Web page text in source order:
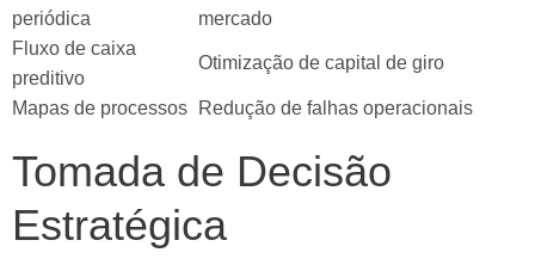
periódica
mercado
Fluxo de caixa
preditivo
Otimização de capital de giro
Mapas de processos Redução de falhas operacionais
Tomada de Decisão
Estratégica